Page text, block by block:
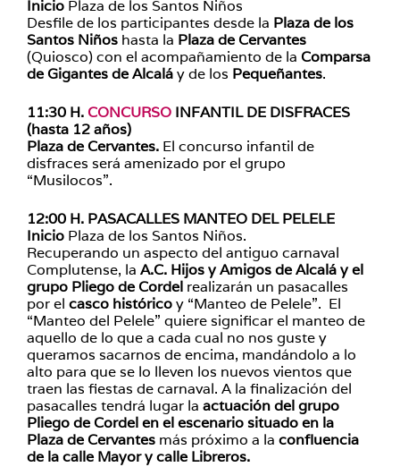
Inicio Plaza de los Santos Niños
Desfile de los participantes desde la Plaza de los
Santos Niños hasta la Plaza de Cervantes
(Quiosco) con el acompañamiento de la Comparsa
de Gigantes de Alcaláy de los Pequeñantes.
11:30 H. CONCURSO INFANTIL DE DISFRACES
(hasta 12 años)
Plaza de Cervantes. El concurso infantil de
disfraces será amenizado por el grupo
“Musilocos”.
12:00 H. PASACALLES MANTEO DEL PELELE
Inicio Plaza de los Santos Niños.
Recuperando un aspecto del antiguo carnaval
Complutense, la A.C. Hijos y Amigos de Alcalá y el
grupo Pliego de Cordel realizarán un pasacalles
por el casco históricoy “Manteo de Pelele”. El
“Manteo del Pelele” quiere significar el manteo de
aquello de lo que a cada cual no nos guste y
queramos sacarnos de encima, mandándolo a lo
alto para que se lo lleven los nuevos vientos que
traen las fiestas de carnaval. A la finalización del
pasacalles tendrá lugar la actuación del grupo
Pliego de Cordel en el escenario situado en la
Plaza de Cervantes más próximo a la confluencia
de la calle Mayor y calle Libreros.